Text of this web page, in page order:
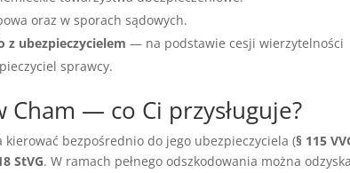
oraz w sporach sądowych.
z ubezpieczycielem — na podstawie cesji wierzytelności
sprawcy.
— co Ci przysługuje?
bezpośrednio do jego ubezpieczyciela (§ 115
StVG. W ramach pełnego odszkodowania można